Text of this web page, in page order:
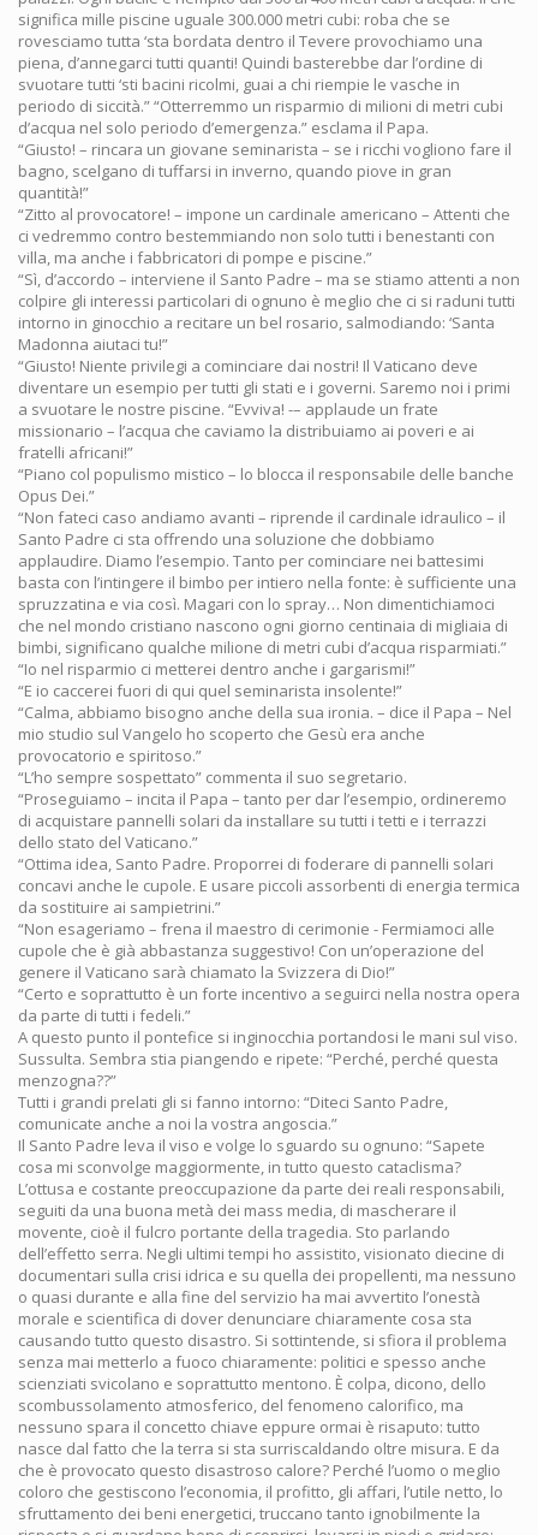
significa mille piscine uguale 300.000 metri cubi: roba che se
rovesciamo tutta ‘sta bordata dentro il Tevere provochiamo una
piena, d’annegarci tutti quanti! Quindi basterebbe dar l’ordine di
svuotare tutti ‘sti bacini ricolmi, guai a chi riempie le vasche in
periodo di siccità.” “Otterremmo un risparmio di milioni di metri cubi
d’acqua nel solo periodo d’emergenza.” esclama il Papa.
“Giusto! – rincara un giovane seminarista – se i ricchi vogliono fare il
bagno, scelgano di tuffarsi in inverno, quando piove in gran
quantità!”
“Zitto al provocatore! – impone un cardinale americano – Attenti che
ci vedremmo contro bestemmiando non solo tutti i benestanti con
villa, ma anche i fabbricatori di pompe e piscine.”
“Sì, d’accordo – interviene il Santo Padre – ma se stiamo attenti a non
colpire gli interessi particolari di ognuno è meglio che ci si raduni tutti
intorno in ginocchio a recitare un bel rosario, salmodiando: ‘Santa
Madonna aiutaci tu!”
“Giusto! Niente privilegi a cominciare dai nostri! Il Vaticano deve
diventare un esempio per tutti gli stati e i governi. Saremo noi i primi
a svuotare le nostre piscine. “Evviva! -– applaude un frate
missionario – l’acqua che caviamo la distribuiamo ai poveri e ai
fratelli africani!”
“Piano col populismo mistico – lo blocca il responsabile delle banche
Opus Dei.”
“Non fateci caso andiamo avanti – riprende il cardinale idraulico – il
Santo Padre ci sta offrendo una soluzione che dobbiamo
applaudire. Diamo l’esempio. Tanto per cominciare nei battesimi
basta con l’intingere il bimbo per intiero nella fonte: è sufficiente una
spruzzatina e via così. Magari con lo spray… Non dimentichiamoci
che nel mondo cristiano nascono ogni giorno centinaia di migliaia di
bimbi, significano qualche milione di metri cubi d’acqua risparmiati.”
“Io nel risparmio ci metterei dentro anche i gargarismi!”
“E io caccerei fuori di qui quel seminarista insolente!”
“Calma, abbiamo bisogno anche della sua ironia. – dice il Papa – Nel
mio studio sul Vangelo ho scoperto che Gesù era anche
provocatorio e spiritoso.”
“L’ho sempre sospettato” commenta il suo segretario.
“Proseguiamo – incita il Papa – tanto per dar l’esempio, ordineremo
di acquistare pannelli solari da installare su tutti i tetti e i terrazzi
dello stato del Vaticano.”
“Ottima idea, Santo Padre. Proporrei di foderare di pannelli solari
concavi anche le cupole. E usare piccoli assorbenti di energia termica
da sostituire ai sampietrini.”
“Non esageriamo – frena il maestro di cerimonie - Fermiamoci alle
cupole che è già abbastanza suggestivo! Con un’operazione del
genere il Vaticano sarà chiamato la Svizzera di Dio!”
“Certo e soprattutto è un forte incentivo a seguirci nella nostra opera
da parte di tutti i fedeli.”
A questo punto il pontefice si inginocchia portandosi le mani sul viso.
Sussulta. Sembra stia piangendo e ripete: “Perché, perché questa
menzogna??”
Tutti i grandi prelati gli si fanno intorno: “Diteci Santo Padre,
comunicate anche a noi la vostra angoscia.”
Il Santo Padre leva il viso e volge lo sguardo su ognuno: “Sapete
cosa mi sconvolge maggiormente, in tutto questo cataclisma?
L’ottusa e costante preoccupazione da parte dei reali responsabili,
seguiti da una buona metà dei mass media, di mascherare il
movente, cioè il fulcro portante della tragedia. Sto parlando
dell’effetto serra. Negli ultimi tempi ho assistito, visionato diecine di
documentari sulla crisi idrica e su quella dei propellenti, ma nessuno
o quasi durante e alla fine del servizio ha mai avvertito l’onestà
morale e scientifica di dover denunciare chiaramente cosa sta
causando tutto questo disastro. Si sottintende, si sfiora il problema
senza mai metterlo a fuoco chiaramente: politici e spesso anche
scienziati svicolano e soprattutto mentono. È colpa, dicono, dello
scombussolamento atmosferico, del fenomeno calorifico, ma
nessuno spara il concetto chiave eppure ormai è risaputo: tutto
nasce dal fatto che la terra si sta surriscaldando oltre misura. E da
che è provocato questo disastroso calore? Perché l’uomo o meglio
coloro che gestiscono l’economia, il profitto, gli affari, l’utile netto, lo
sfruttamento dei beni energetici, truccano tanto ignobilmente la